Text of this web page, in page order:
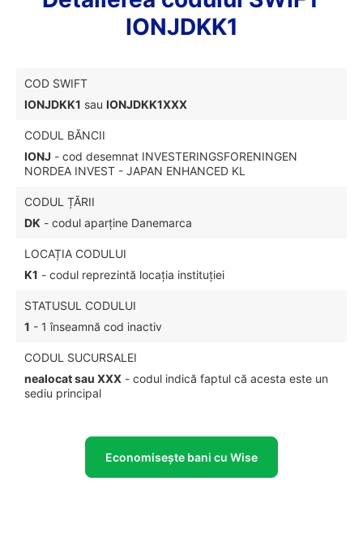
IONJDKK1
COD SWIFT
IONJDKK1 sau IONJDKK1XXX
CODUL BĂNCII
IONJ - cod desemnat INVESTERINGSFORENINGEN
NORDEA INVEST - JAPAN ENHANCED KL
CODUL ȚĂRII
DK - codul aparține Danemarca
LOCAȚIA CODULUI
K1 - codul reprezintă locația instituției
STATUSUL CODULUI
1 - 1 înseamnă cod inactiv
CODUL SUCURSALEI
nealocat sau XXX - codul indică faptul că acesta este un
sediu principal
Economisește bani cu Wise